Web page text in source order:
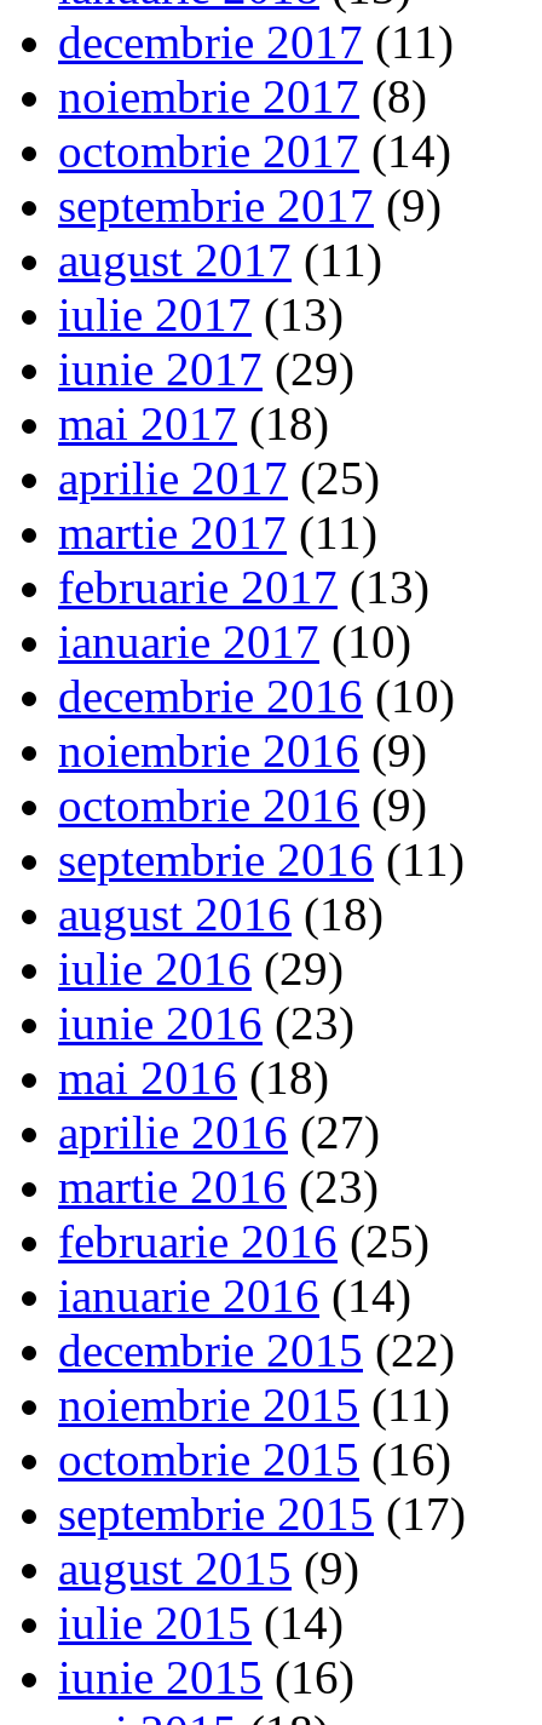
decembrie 2017 (11)
noiembrie 2017 (8)
octombrie 2017 (14)
septembrie 2017 (9)
august 2017 (11)
iulie 2017 (13)
iunie 2017 (29)
mai 2017 (18)
aprilie 2017 (25)
martie 2017 (11)
februarie 2017 (13)
ianuarie 2017 (10)
decembrie 2016 (10)
noiembrie 2016 (9)
octombrie 2016 (9)
septembrie 2016 (11)
august 2016 (18)
iulie 2016 (29)
iunie 2016 (23)
mai 2016 (18)
aprilie 2016 (27)
martie 2016 (23)
februarie 2016 (25)
ianuarie 2016 (14)
decembrie 2015 (22)
noiembrie 2015 (11)
octombrie 2015 (16)
septembrie 2015 (17)
august 2015 (9)
iulie 2015 (14)
iunie 2015 (16)